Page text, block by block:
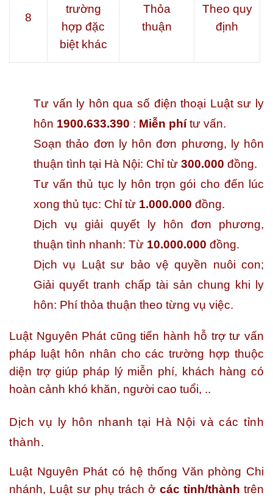
8
trường
hợp đặc
biệt khác
Thỏa
thuận
Theo quy
định
Tư vấn ly hôn qua số điện thoại Luật sư ly
hôn 1900.633.390 : Miễn phítư vấn.
Soạn thảo đơn ly hôn đơn phương, ly hôn
thuận tình tại Hà Nội: Chỉ từ 300.000 đồng.
Tư vấn thủ tục ly hôn trọn gói cho đến lúc
xong thủ tục: Chỉ từ 1.000.000 đồng.
Dịch vụ giải quyết ly hôn đơn phương,
thuận tình nhanh: Từ 10.000.000 đồng.
Dịch vụ Luật sư bảo vệ quyền nuôi con;
Giải quyết tranh chấp tài sản chung khi ly
hôn: Phí thỏa thuận theo từng vụ việc.
Luật Nguyên Phát cũng tiến hành hỗ trợ tư vấn
pháp luật hôn nhân cho các trường hợp thuộc
diện trợ giúp pháp lý miễn phí, khách hàng có
hoàn cảnh khó khăn, người cao tuổi, ..
Dịch vụ ly hôn nhanh tại Hà Nội và các tỉnh
thành.
Luật Nguyên Phát có hệ thống Văn phòng Chi
nhánh, Luật sư phụ trách ở các tỉnh/thành trên